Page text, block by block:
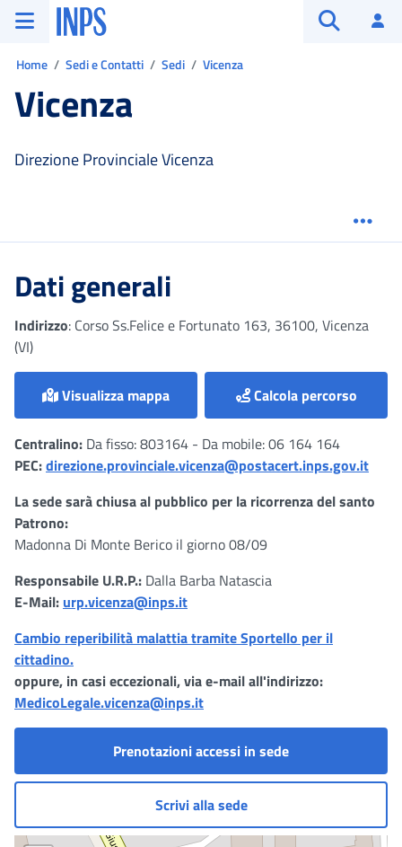
Vai al menu principale
Vai al contenuto principale
Vai al pie' di pagina
INPS ()
Home Sedi e Contatti Sedi Vicenza
Vicenza
Direzione Provinciale Vicenza
Dati generali
Indirizzo: Corso Ss.Felice e Fortunato 163, 36100, Vicenza
(VI)
Visualizza mappa Calcola percorso
Centralino: Da fisso: 803164 - Da mobile: 06 164 164
PEC:direzione.provinciale.vicenza@postacert.inps.gov.it
La sede sarà chiusa al pubblico per la ricorrenza del santo
Patrono:
Madonna Di Monte Berico il giorno 08/09
Responsabile U.R.P.: Dalla Barba Natascia
E-Mail: urp.vicenza@inps.it
Cambio reperibilità malattia tramite Sportello per il
cittadino.
oppure, in casi eccezionali, via e-mail all'indirizzo:
MedicoLegale.vicenza@inps.it
Prenotazioni accessi in sede
Scrivi alla sede